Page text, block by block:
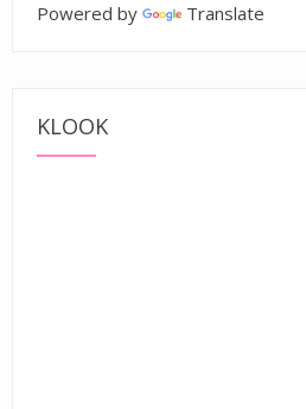
Powered by Translate
KLOOK